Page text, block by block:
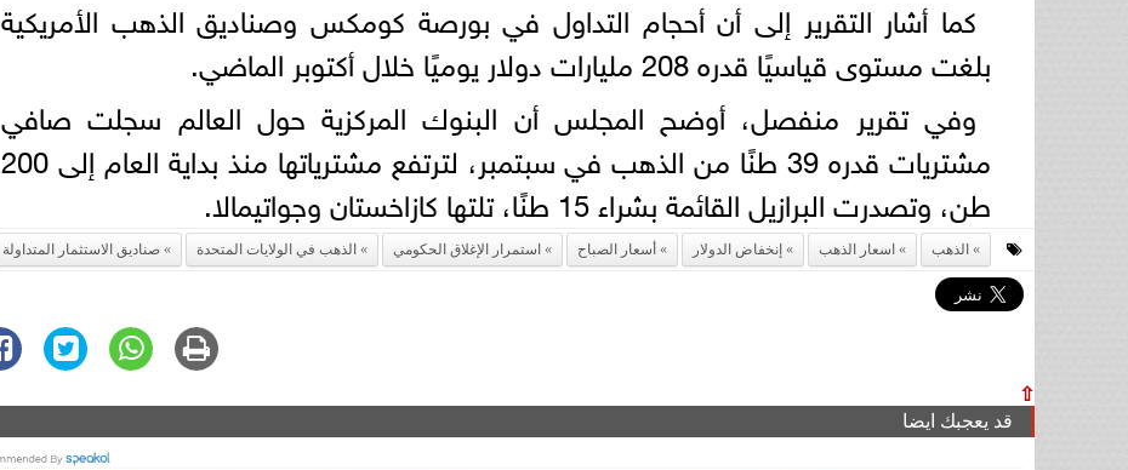
كما أشار التقرير إلى أن أحجام التداول في بورصة كومكس وصناديق الذهب الأمريكية
بلغت مستوى قياسيًا قدره 208 مليارات دولار يوميًا خلال أكتوبر الماضي.
وفي تقرير منفصل، أوضح المجلس أن البنوك المركزية حول العالم سجلت صافي
مشتريات قدره 39 طنًا من الذهب في سبتمبر، لترتفع مشترياتها منذ بداية العام إلى 200
طن، وتصدرت البرازيل القائمة بشراء 15 طنًا، تلتها كازاخستان وجواتيمالا.
الذهب اسعار الذهب إنخفاض الدولار أسعار الصباح استمرار الإغلاق الحكومي الذهب في الولايات المتحدة صناديق الاستثمار المتداولة
⇧
قد يعجبك ايضا